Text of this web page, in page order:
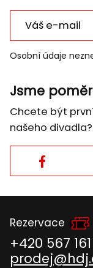
Osobní údaje
Jsme
Chcete být
našeho divadla?
Facebook
Rezervace
+420 567